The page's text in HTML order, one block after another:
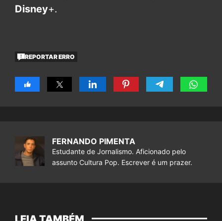
Disney+.
REPORTAR ERRO
FERNANDO PIMENTA
Estudante de Jornalismo. Aficionado pelo
assunto Cultura Pop. Escrever é um prazer.